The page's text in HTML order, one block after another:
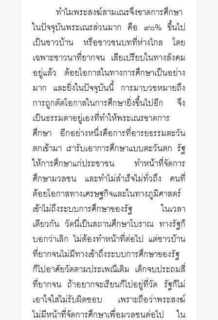
ทำไมพระสงฆ์สามเณรจึงขาดการศึกษา
ในปัจจุบันพระเณรส่วนมาก คือ ๙๐% ขึ้นไป
เป็นชาวบ้าน หรือชาวชนบทที่ห่างไกล โดย
เฉพาะชาวนาที่ยากจน เสียเปรียบในทางสังคม
อยู่แล้ว ด้อยโอกาสในทางการศึกษาเป็นอย่าง
มาก และยิ่งในปัจจุบันนี้ การมาบวชหมายถึง
การถูกตัดโอกาสในการศึกษายิ่งขึ้นไปอีก จึง
เป็นธรรมดาอยู่เองที่ทำให้พระเณรขาดการ
ศึกษา อีกอย่างหนึ่งคือการที่อารยธรรมตะวัน
ตกเข้ามา เรารับเอาการศึกษาแบบตะวันตก รัฐ
ให้การศึกษาแก่ประชาชน ทำหน้าที่จัดการ
ศึกษามวลชน และทำไม่สำเร็จไม่ทั่วถึง คนที่
ด้อยโอกาสทางเศรษฐกิจและในทางภูมิศาสตร์
เข้าไม่ถึงระบบการศึกษาของรัฐ ในเวลา
เดียวกัน วัดนี่เป็นสถานศึกษาโบราณ ทางรัฐก็
บอกว่าเลิก ไม่ต้องทำหน้าที่ต่อไป แต่ชาวบ้าน
ที่ยากจนไม่มีทางเข้าถึงระบบการศึกษาของรัฐ
ก็ไปอาศัยวัดตามประเพณีเดิม เด็กจบประถมสี่
ที่ยากจน ถ้าอยากจะเรียนก็ไปอยู่ที่วัด รัฐก็ไม่
เอาใจใส่ไม่รับผิดชอบ เพราะถือว่าพระสงฆ์
ไม่มีหน้าที่จัดการศึกษาเพื่อมวลชนต่อไป ใน